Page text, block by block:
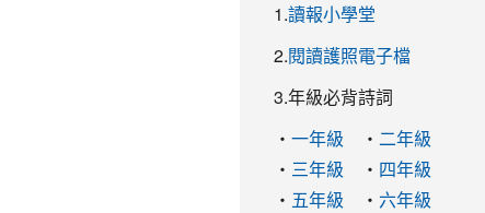
1.讀報小學堂
2.閱讀護照電子檔
3.年級必背詩詞
‧ 一年級 ‧ 二年級
‧ 三年級 ‧ 四年級
‧ 五年級 ‧ 六年級